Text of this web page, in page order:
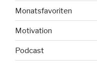
Monatsfavoriten
Motivation
Podcast